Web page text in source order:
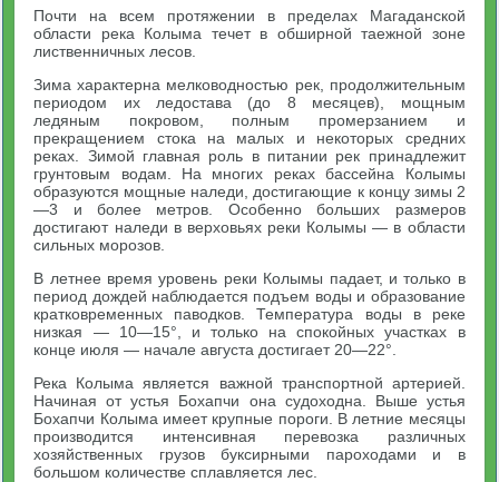
Почти на всем протяжении в пределах Магаданской
области река Колыма течет в обширной таежной зоне
лиственничных лесов.
Зима характерна мелководностью рек, продолжительным
периодом их ледостава (до 8 месяцев), мощным
ледяным покровом, полным промерзанием и
прекращением стока на малых и некоторых средних
реках. Зимой главная роль в питании рек принадлежит
грунтовым водам. На многих реках бассейна Колымы
образуются мощные наледи, достигающие к концу зимы 2
—3 и более метров. Особенно больших размеров
достигают наледи в верховьях реки Колымы — в области
сильных морозов.
В летнее время уровень реки Колымы падает, и только в
период дождей наблюдается подъем воды и образование
кратковременных паводков. Температура воды в реке
низкая — 10—15°, и только на спокойных участках в
конце июля — начале августа достигает 20—22°.
Река Колыма является важной транспортной артерией.
Начиная от устья Бохапчи она судоходна. Выше устья
Бохапчи Колыма имеет крупные пороги. В летние месяцы
производится интенсивная перевозка различных
хозяйственных грузов буксирными пароходами и в
большом количестве сплавляется лес.